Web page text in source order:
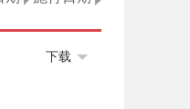
下载